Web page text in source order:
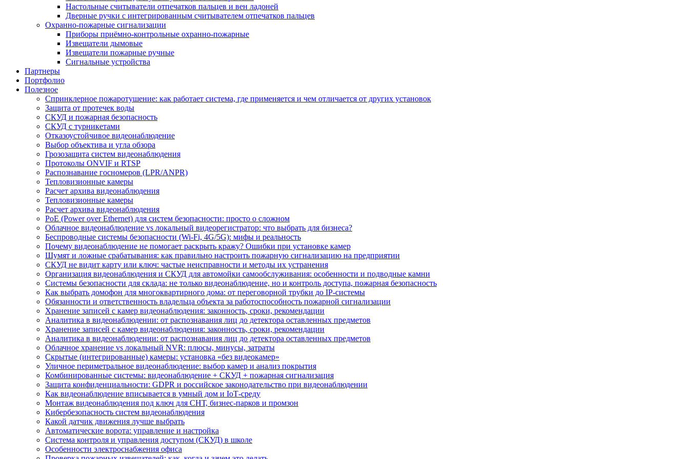
Настольные считыватели отпечатков пальцев и вен ладоней
Дверные ручки с интегрированным считывателем отпечатков пальцев
Охранно-пожарные сигнализации
Приборы приёмно-контрольные охранно-пожарные
Извещатели дымовые
Извещатели пожарные ручные
Сигнальные устройства
Партнеры
Портфолио
Полезное
Спринклерное пожаротушение: как работает система, где применяется и чем отличается от других установок
Защита от протечек воды
СКУД и пожарная безопасность
СКУД с турникетами
Отказоустойчивое видеонаблюдение
Выбор объектива и угла обзора
Грозозащита систем видеонаблюдения
Протоколы ONVIF и RTSP
Распознавание госномеров (LPR/ANPR)
Тепловизионные камеры
Расчет архива видеонаблюдения
Тепловизионные камеры
Расчет архива видеонаблюдения
PoE (Power over Ethernet) для систем безопасности: просто о сложном
Облачное видеонаблюдение vs локальный видеорегистратор: что выбрать для бизнеса?
Беспроводные системы безопасности (Wi-Fi, 4G/5G): мифы и реальность
Почему видеонаблюдение не помогает раскрыть кражу? Ошибки при установке камер
Шумят и ложные срабатывания: как правильно настроить пожарную сигнализацию на предприятии
СКУД не видит карту или ключ: частые неисправности и методы их устранения
Организация видеонаблюдения и СКУД для автомойки самообслуживания: особенности и подводные камни
Системы безопасности для склада: не только видеонаблюдение, но и контроль доступа, пожарная безопасность
Как выбрать домофон для многоквартирного дома: от переговорной трубки до IP-системы
Обязанности и ответственность владельца объекта за работоспособность пожарной сигнализации
Хранение записей с камер видеонаблюдения: законность, сроки, рекомендации
Аналитика в видеонаблюдении: от распознавания лиц до детектора оставленных предметов
Хранение записей с камер видеонаблюдения: законность, сроки, рекомендации
Аналитика в видеонаблюдении: от распознавания лиц до детектора оставленных предметов
Облачное хранение vs локальный NVR: плюсы, минусы, затраты
Скрытые (интегрированные) камеры: установка «без видеокамер»
Уличное периметральное видеонаблюдение: выбор камер и анализ покрытия
Комбинированные системы: видеонаблюдение + СКУД + пожарная сигнализация
Защита конфиденциальности: GDPR и российское законодательство при видеонаблюдении
Как видеонаблюдение вписывается в умный дом и IoT‑среду
Монтаж видеонаблюдения под ключ для СНТ, бизнес‑парков и промзон
Кибербезопасность систем видеонаблюдения
Какой датчик движения лучше выбрать
Автоматические ворота: управление и настройка
Система контроля и управления доступом (СКУД) в школе
Особенности электроснабжения офиса